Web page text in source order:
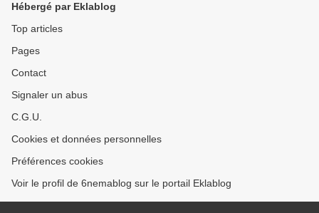
Hébergé par Eklablog
Top articles
Pages
Contact
Signaler un abus
C.G.U.
Cookies et données personnelles
Préférences cookies
Voir le profil de 6nemablog sur le portail Eklablog